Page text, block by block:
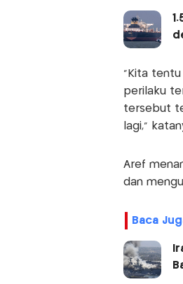
“Kita
perilaku
tersebut
lagi,”
Aref
dan
Baca